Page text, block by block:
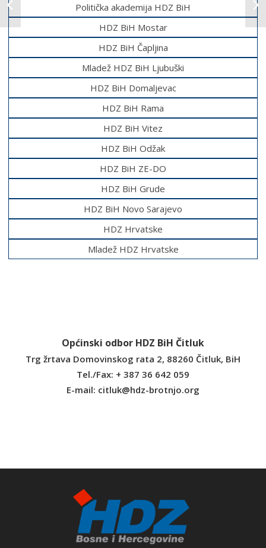
Politička akademija HDZ BiH
HDZ BiH Mostar
HDZ BiH Čapljina
Mladež HDZ BiH Ljubuški
HDZ BiH Domaljevac
HDZ BiH Rama
HDZ BiH Vitez
HDZ BiH Odžak
HDZ BiH ZE-DO
HDZ BiH Grude
HDZ BiH Novo Sarajevo
HDZ Hrvatske
Mladež HDZ Hrvatske
Općinski odbor HDZ BiH Čitluk
Trg žrtava Domovinskog rata 2, 88260 Čitluk, BiH
Tel./Fax: + 387 36 642 059
E-mail: citluk@hdz-brotnjo.org